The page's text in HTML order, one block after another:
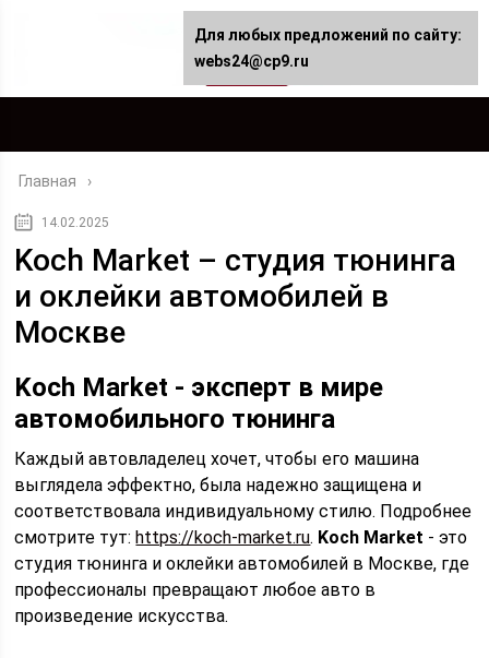
Главная
14.02.2025
Koch Market – студия тюнинга
и оклейки автомобилей в
Москве
Koch Market - эксперт в мире
автомобильного тюнинга
Каждый автовладелец хочет, чтобы его машина
выглядела эффектно, была надежно защищена и
соответствовала индивидуальному стилю. Подробнее
смотрите тут:https://koch-market.ru. Koch Market - это
студия тюнинга и оклейки автомобилей в Москве, где
профессионалы превращают любое авто в
произведение искусства.
Для любых предложений по сайту:
webs24@cp9.ru